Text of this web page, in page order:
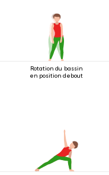
Rotation du bassin
en position debout